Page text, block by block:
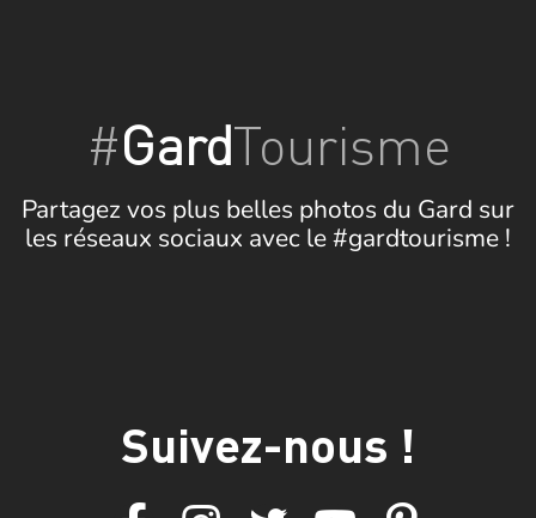
#GardTourisme
Partagez vos plus belles photos du Gard sur
les réseaux sociaux avec le #gardtourisme !
Suivez-nous !